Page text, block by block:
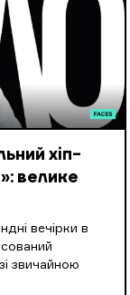
хіп-
велике
вечірки в
звичайною